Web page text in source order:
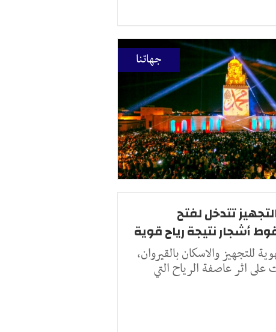
جهاتنا
تتدخل لفتح
أشجار نتيجة رياح قوية
للتجهيز والاسكان بالقيروان،
اثر عاصفة الرياح التي